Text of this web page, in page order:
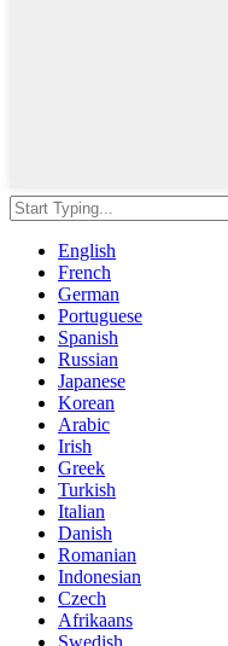
English
French
German
Portuguese
Spanish
Russian
Japanese
Korean
Arabic
Irish
Greek
Turkish
Italian
Danish
Romanian
Indonesian
Czech
Afrikaans
Swedish